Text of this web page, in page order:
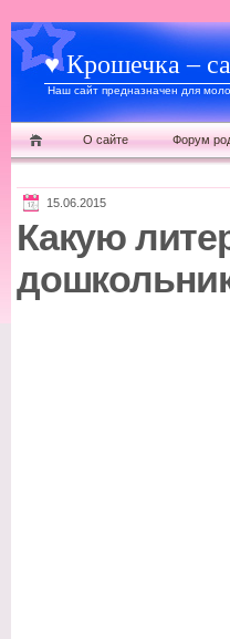
♥ Крошечка –
Наш сайт предназначен для
О сайте Форум
15.06.2015
Какую